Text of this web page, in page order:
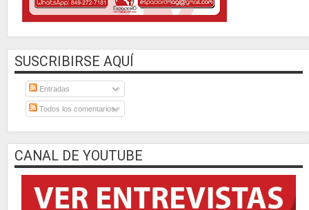
SUSCRIBIRSE AQUÍ
Entradas
Todos los comentarios
CANAL DE YOUTUBE